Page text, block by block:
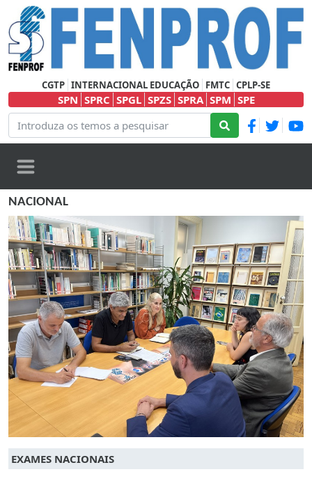
CGTP INTERNACIONAL EDUCAÇÃO FMTC CPLP-SE
SPN SPRC SPGL SPZS SPRA SPM SPE
NACIONAL
EXAMES NACIONAIS